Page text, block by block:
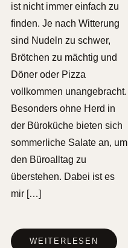
ist nicht immer einfach zu
finden. Je nach Witterung
sind Nudeln zu schwer,
Brötchen zu mächtig und
Döner oder Pizza
vollkommen unangebracht.
Besonders ohne Herd in
der Büroküche bieten sich
sommerliche Salate an, um
den Büroalltag zu
überstehen. Dabei ist es
mir […]
WEITERLESEN